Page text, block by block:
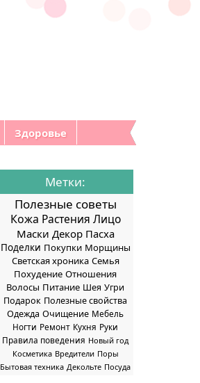
Здоровье
Метки:
Полезные советы
Кожа Растения Лицо
Маски Декор Пасха
Поделки Покупки Морщины
Светская хроника Семья
Похудение Отношения
Волосы Питание Шея Угри
Подарок Полезные свойства
Одежда Очищение Мебель
Ногти Ремонт Кухня Руки
Правила поведения Новый год
Косметика Вредители Поры
Бытовая техника Декольте Посуда